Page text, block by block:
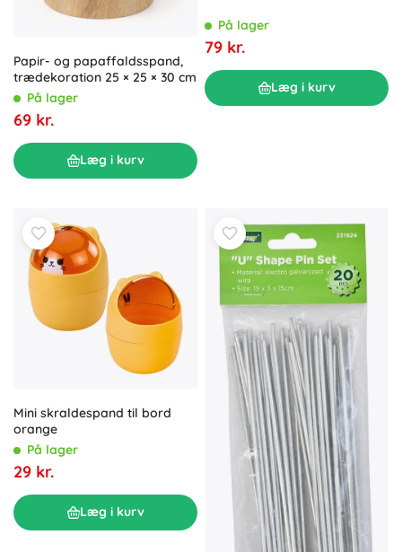
Papir- og papaffaldsspand,
trædekoration 25 × 25 × 30 cm
På lager
69 kr.
Læg i kurv
På lager
79 kr.
Læg i kurv
Mini skraldespand til bord
orange
På lager
29 kr.
Læg i kurv